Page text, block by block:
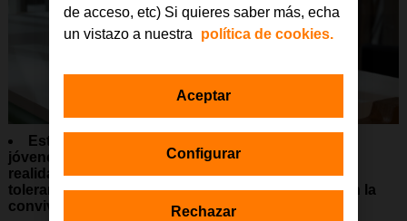
Este libro pretende contribuir a la inclusión de
jóvenes con TEA a través del conocimiento de su
realidad y a enseñar valores como el respeto, la
tolerancia o la empatía a través del juego, claves en la
convivencia
de acceso, etc) Si quieres saber más, echa
un vistazo a nuestra política de cookies.
Configurar
Rechazar
Aceptar